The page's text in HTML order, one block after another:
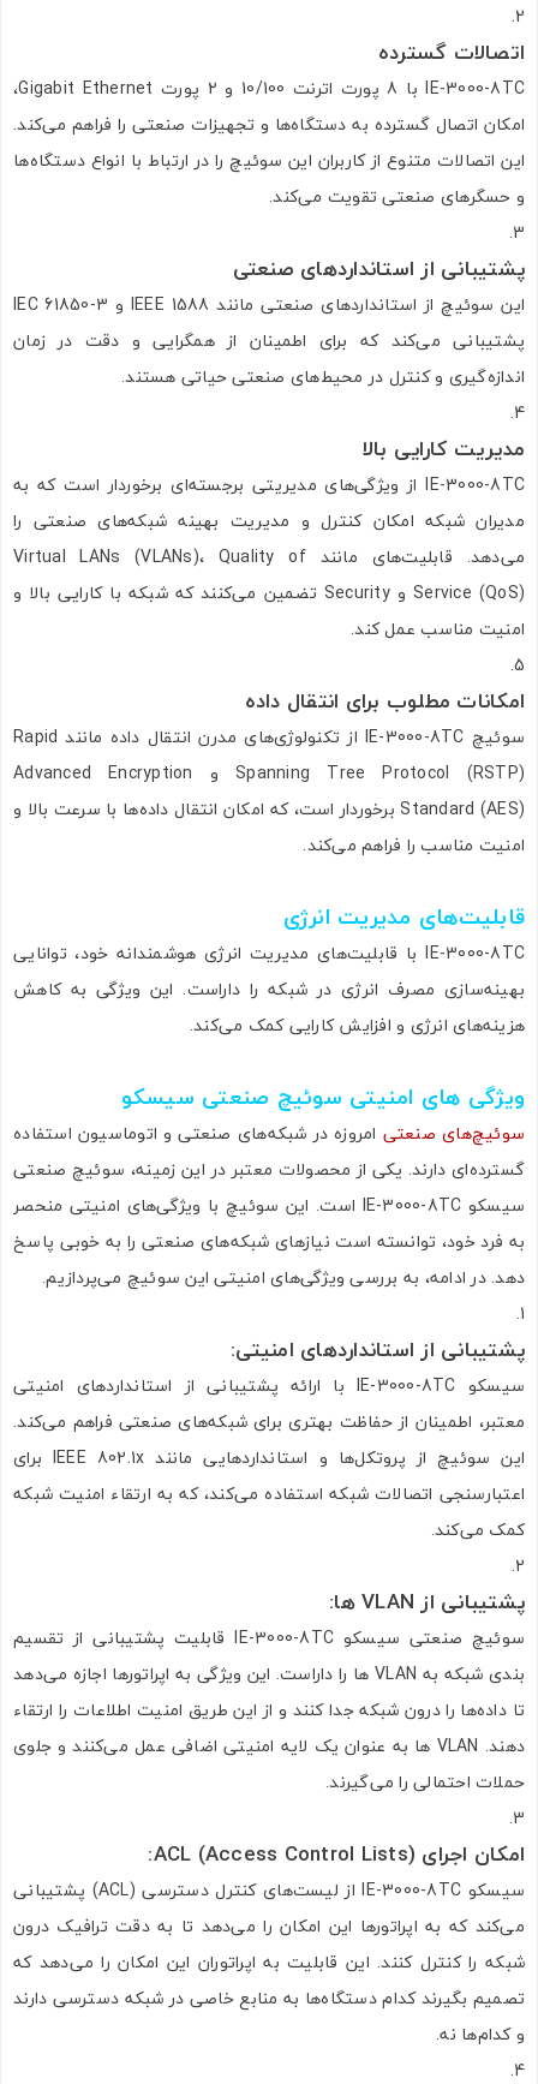
اتصالات گسترده
IE-3000-8TC با 8 پورت اترنت 10/100 و 2 پورت Gigabit Ethernet،
امکان اتصال گسترده به دستگاه‌ها و تجهیزات صنعتی را فراهم می‌کند.
این اتصالات متنوع از کاربران این سوئیچ را در ارتباط با انواع دستگاه‌ها
و حسگرهای صنعتی تقویت می‌کند.
پشتیبانی از استانداردهای صنعتی
این سوئیچ از استانداردهای صنعتی مانند IEEE 1588 و IEC 61850-3
پشتیبانی می‌کند که برای اطمینان از همگرایی و دقت در زمان
اندازه‌گیری و کنترل در محیط‌های صنعتی حیاتی هستند.
مدیریت کارایی بالا
IE-3000-8TC از ویژگی‌های مدیریتی برجسته‌ای برخوردار است که به
مدیران شبکه امکان کنترل و مدیریت بهینه شبکه‌های صنعتی را
می‌دهد. قابلیت‌های مانند Virtual LANs (VLANs)، Quality of
Service (QoS) و Security تضمین می‌کنند که شبکه با کارایی بالا و
امنیت مناسب عمل کند.
امکانات مطلوب برای انتقال داده
سوئیچ IE-3000-8TC از تکنولوژی‌های مدرن انتقال داده مانند Rapid
Spanning Tree Protocol (RSTP) و Advanced Encryption
Standard (AES) برخوردار است، که امکان انتقال داده‌ها با سرعت بالا و
امنیت مناسب را فراهم می‌کند.
قابلیت‌های مدیریت انرژی
IE-3000-8TC با قابلیت‌های مدیریت انرژی هوشمندانه خود، توانایی
بهینه‌سازی مصرف انرژی در شبکه را داراست. این ویژگی به کاهش
هزینه‌های انرژی و افزایش کارایی کمک می‌کند.
ویژگی های امنیتی سوئیچ صنعتی سیسکو
سوئیچ‌های صنعتی امروزه در شبکه‌های صنعتی و اتوماسیون استفاده
گسترده‌ای دارند. یکی از محصولات معتبر در این زمینه، سوئیچ صنعتی
سیسکو IE-3000-8TC است. این سوئیچ با ویژگی‌های امنیتی منحصر
به فرد خود، توانسته است نیازهای شبکه‌های صنعتی را به خوبی پاسخ
دهد. در ادامه، به بررسی ویژگی‌های امنیتی این سوئیچ می‌پردازیم.
پشتیبانی از استانداردهای امنیتی:
سیسکو IE-3000-8TC با ارائه پشتیبانی از استانداردهای امنیتی
معتبر، اطمینان از حفاظت بهتری برای شبکه‌های صنعتی فراهم می‌کند.
این سوئیچ از پروتکل‌ها و استانداردهایی مانند IEEE 802.1x برای
اعتبارسنجی اتصالات شبکه استفاده می‌کند، که به ارتقاء امنیت شبکه
کمک می‌کند.
پشتیبانی ازVLAN ها:
سوئیچ صنعتی سیسکو IE-3000-8TC قابلیت پشتیبانی از تقسیم
بندی شبکه به VLAN ها را داراست. این ویژگی به اپراتورها اجازه می‌دهد
تا داده‌ها را درون شبکه جدا کنند و از این طریق امنیت اطلاعات را ارتقاء
دهند. VLAN ها به عنوان یک لایه امنیتی اضافی عمل می‌کنند و جلوی
حملات احتمالی را می‌گیرند.
امکان اجرای
سیسکو IE-3000-8TC از لیست‌های کنترل دسترسی (ACL) پشتیبانی
می‌کند که به اپراتورها این امکان را می‌دهد تا به دقت ترافیک درون
شبکه را کنترل کنند. این قابلیت به اپراتوران این امکان را می‌دهد که
تصمیم بگیرند کدام دستگاه‌ها به منابع خاصی در شبکه دسترسی دارند
و کدام‌ها نه.
اشتراک گذاری در شبکه های اجتماعی
تصاویر رسمی